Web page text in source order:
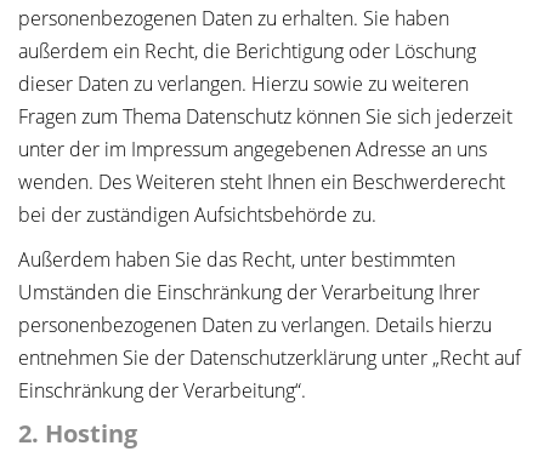
personenbezogenen Daten zu erhalten. Sie haben
außerdem ein Recht, die Berichtigung oder Löschung
dieser Daten zu verlangen. Hierzu sowie zu weiteren
Fragen zum Thema Datenschutz können Sie sich jederzeit
unter der im Impressum angegebenen Adresse an uns
wenden. Des Weiteren steht Ihnen ein Beschwerderecht
bei der zuständigen Aufsichtsbehörde zu.
Außerdem haben Sie das Recht, unter bestimmten
Umständen die Einschränkung der Verarbeitung Ihrer
personenbezogenen Daten zu verlangen. Details hierzu
entnehmen Sie der Datenschutzerklärung unter „Recht auf
Einschränkung der Verarbeitung“.
2. Hosting